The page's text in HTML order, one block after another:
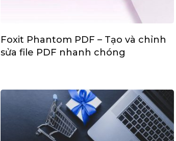
Foxit Phantom PDF – Tạo và chỉnh
sửa file PDF nhanh chóng